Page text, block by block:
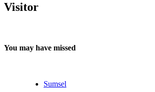
Visitor
You may have missed
Sumsel